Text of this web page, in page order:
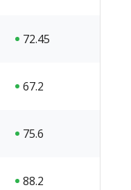
72.45
67.2
75.6
88.2